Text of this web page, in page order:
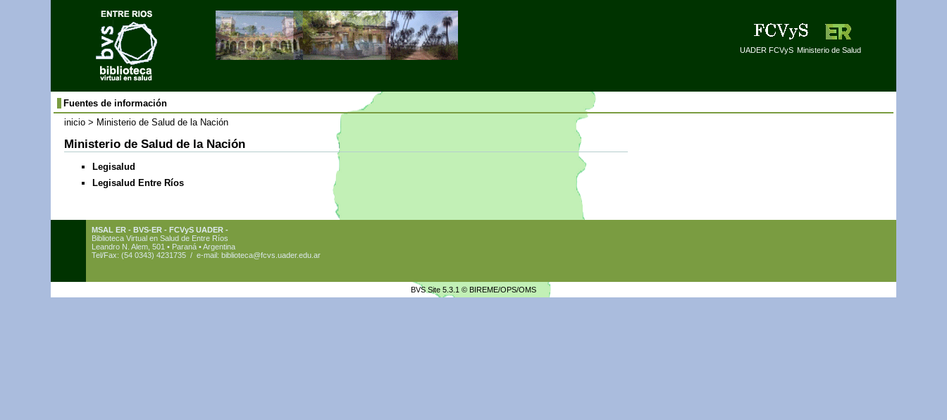
UADER FCVyS Ministerio de Salud
Fuentes de información
inicio> Ministerio de Salud de la Nación
Ministerio de Salud de la Nación
Legisalud
Legisalud Entre Ríos
MSAL ER - BVS-ER - FCVyS UADER -
Biblioteca Virtual en Salud de Entre Ríos
Leandro N. Alem, 501 • Paraná • Argentina
Tel/Fax: (54 0343) 4231735 / e-mail: biblioteca@fcvs.uader.edu.ar
BVS Site 5.3.1 © BIREME/OPS/OMS